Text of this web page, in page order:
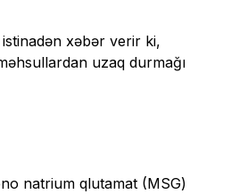
xəbər verir ki,
uzaq durmağı
natrium qlutamat (MSG)